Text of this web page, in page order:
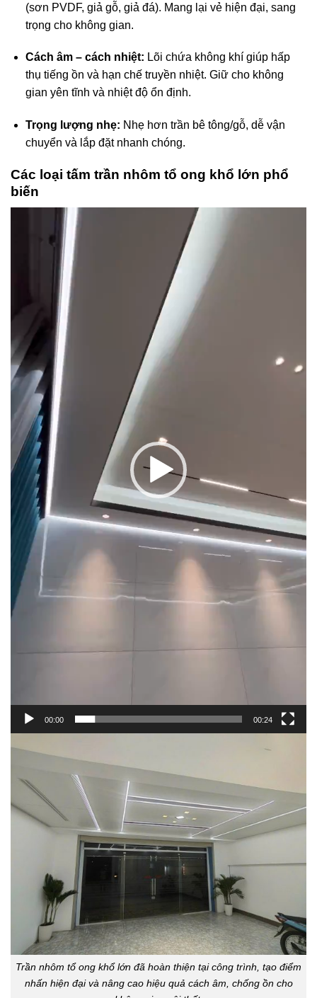
(sơn PVDF, giả gỗ, giả đá). Mang lại vẻ hiện đại, sang
trọng cho không gian.
Cách âm – cách nhiệt: Lõi chứa không khí giúp hấp
thụ tiếng ồn và hạn chế truyền nhiệt. Giữ cho không
gian yên tĩnh và nhiệt độ ổn định.
Trọng lượng nhẹ: Nhẹ hơn trần bê tông/gỗ, dễ vận
chuyển và lắp đặt nhanh chóng.
Các loại tấm trần nhôm tổ ong khổ lớn phổ
biến
00:00 00:24
Trần nhôm tổ ong khổ lớn đã hoàn thiện tại công trình, tạo điểm
nhấn hiện đại và nâng cao hiệu quả cách âm, chống ồn cho